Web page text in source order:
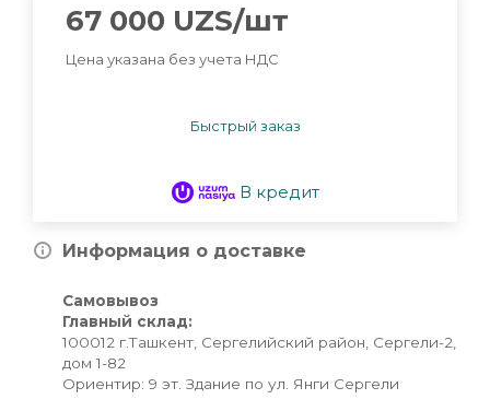
67 000 UZS/шт
Цена указана без учета НДС
Быстрый заказ
В кредит
Информация о доставке
Самовывоз
Главный склад:
100012 г.Ташкент, Сергелийский район, Сергели-2,
дом 1-82
Ориентир: 9 эт. Здание по ул. Янги Сергели